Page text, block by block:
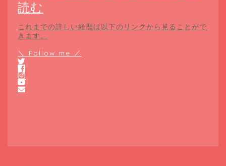
読む
これまでの詳しい経歴は以下のリンクから見ることがで
きます。
＼ Follow me ／